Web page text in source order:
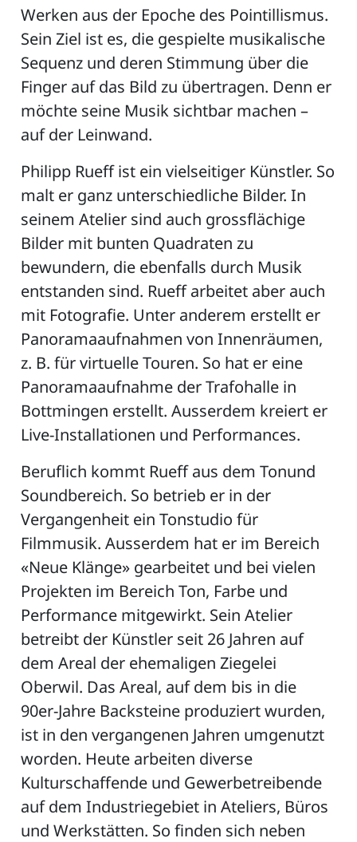
Werken aus der Epoche des Pointillismus.
Sein Ziel ist es, die gespielte musikalische
Sequenz und deren Stimmung über die
Finger auf das Bild zu übertragen. Denn er
möchte seine Musik sichtbar machen –
auf der Leinwand.
Philipp Rueff ist ein vielseitiger Künstler. So
malt er ganz unterschiedliche Bilder. In
seinem Atelier sind auch grossflächige
Bilder mit bunten Quadraten zu
bewundern, die ebenfalls durch Musik
entstanden sind. Rueff arbeitet aber auch
mit Fotografie. Unter anderem erstellt er
Panoramaaufnahmen von Innenräumen,
z. B. für virtuelle Touren. So hat er eine
Panoramaaufnahme der Trafohalle in
Bottmingen erstellt. Ausserdem kreiert er
Live-Installationen und Performances.
Beruflich kommt Rueff aus dem Tonund
Soundbereich. So betrieb er in der
Vergangenheit ein Tonstudio für
Filmmusik. Ausserdem hat er im Bereich
«Neue Klänge» gearbeitet und bei vielen
Projekten im Bereich Ton, Farbe und
Performance mitgewirkt. Sein Atelier
betreibt der Künstler seit 26 Jahren auf
dem Areal der ehemaligen Ziegelei
Oberwil. Das Areal, auf dem bis in die
90er-Jahre Backsteine produziert wurden,
ist in den vergangenen Jahren umgenutzt
worden. Heute arbeiten diverse
Kulturschaffende und Gewerbetreibende
auf dem Industriegebiet in Ateliers, Büros
und Werkstätten. So finden sich neben